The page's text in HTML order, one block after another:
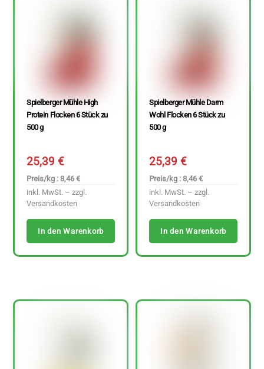
Spielberger Mühle High
Protein Flocken 6 Stück zu
500 g
25,39€
Preis/kg : 8,46 €
inkl. MwSt. – zzgl.
Versandkosten
In den Warenkorb
Spielberger Mühle Darm
Wohl Flocken 6 Stück zu
500 g
25,39€
Preis/kg : 8,46 €
inkl. MwSt. – zzgl.
Versandkosten
In den Warenkorb